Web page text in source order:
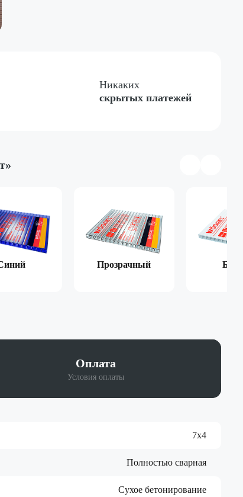
Никаких
скрытых платежей
Односкатная Четырёхгранная
Прозрачный
Оплата
Условия оплаты
7х4
Полностью сварная
Сухое бетонирование